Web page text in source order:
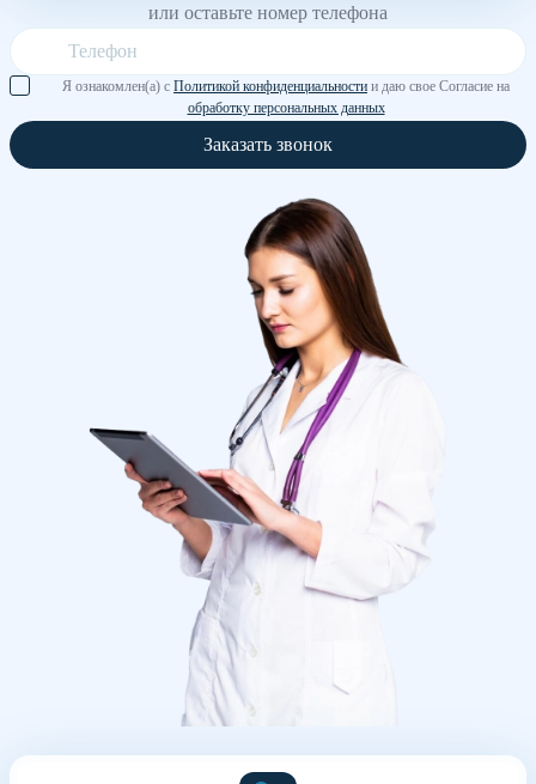
или оставьте номер телефона
Я ознакомлен(а) с Политикой конфиденциальности и даю свое Согласие на
обработку персональных данных
Заказать звонок